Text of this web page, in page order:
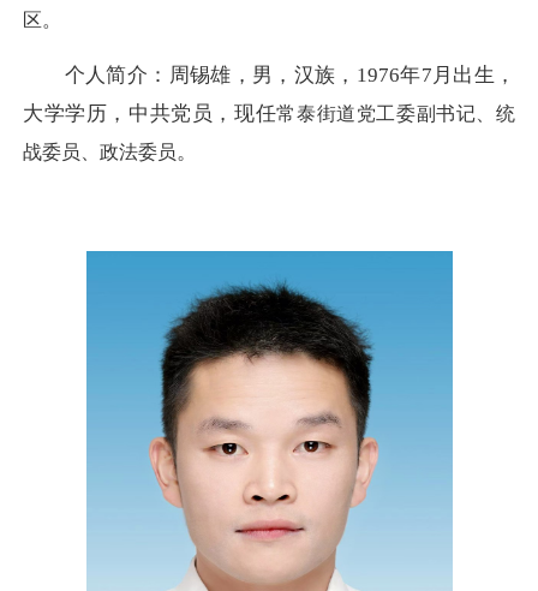
区。
个人简介：周锡雄，男，汉族，1976年7月出生，
大学学历，中共党员，现任常泰街道党工委副书记、统
战委员、政法委员。